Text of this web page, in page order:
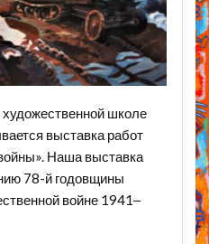
школе
выставка работ
Наша выставка
78-й годовщины
войне 1941‒